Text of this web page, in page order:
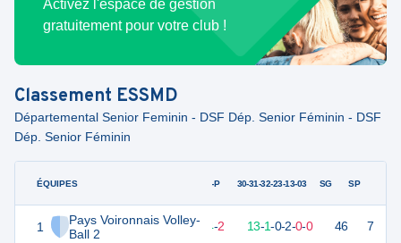
Activez l'espace de gestion
gratuitement pour votre club !
Classement ESSMD
Départemental Senior Feminin - DSF Dép. Senior Féminin - DSF
Dép. Senior Féminin
ÉQUIPES
1
Pays Voironnais Volley-
Ball 2
G-P 30-31-32-23-13-03 SG SP
44 16 14-2 13-1-0-2-0-0 46 7